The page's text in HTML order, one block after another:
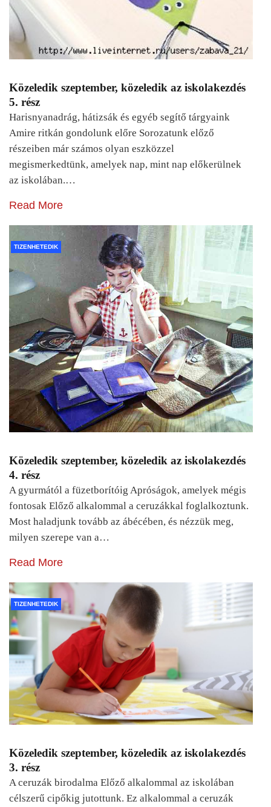
Közeledik szeptember, közeledik az iskolakezdés
5. rész
Harisnyanadrág, hátizsák és egyéb segítő tárgyaink
Amire ritkán gondolunk előre Sorozatunk előző
részeiben már számos olyan eszközzel
megismerkedtünk, amelyek nap, mint nap előkerülnek
az iskolában.…
Read More
TIZENHETEDIK
Közeledik szeptember, közeledik az iskolakezdés
4. rész
A gyurmától a füzetborítóig Apróságok, amelyek mégis
fontosak Előző alkalommal a ceruzákkal foglalkoztunk.
Most haladjunk tovább az ábécében, és nézzük meg,
milyen szerepe van a…
Read More
TIZENHETEDIK
Közeledik szeptember, közeledik az iskolakezdés
3. rész
A ceruzák birodalma Előző alkalommal az iskolában
célszerű cipőkig jutottunk. Ez alkalommal a ceruzák